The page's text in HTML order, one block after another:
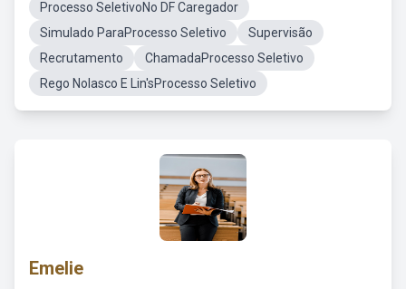
Processo SeletivoNo DF Caregador
Simulado ParaProcesso Seletivo
Supervisão
Recrutamento
ChamadaProcesso Seletivo
Rego Nolasco E Lin'sProcesso Seletivo
Emelie